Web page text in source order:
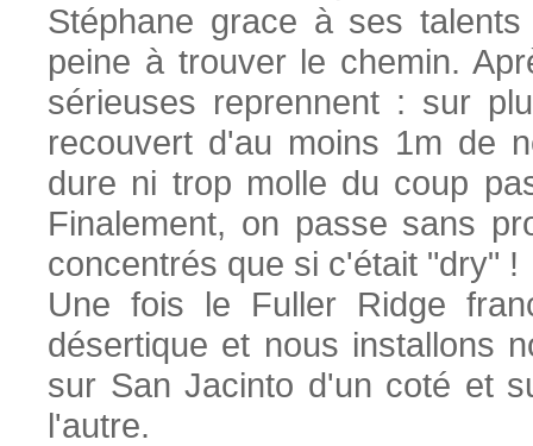
Stéphane grace à ses
peine à trouver le chemin.
sérieuses reprennent : sur
recouvert d'au moins 1m de
dure ni trop molle du coup
Finalement, on passe sans
concentrés que si c'était "dry" !
Une fois le Fuller Ridge
désertique et nous installons
sur San Jacinto d'un coté et
l'autre.